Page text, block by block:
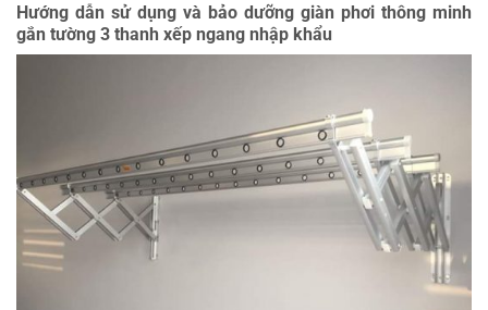
Hướng dẫn sử dụng và bảo dưỡng giàn phơi thông minh
gắn tường 3 thanh xếp ngang nhập khẩu